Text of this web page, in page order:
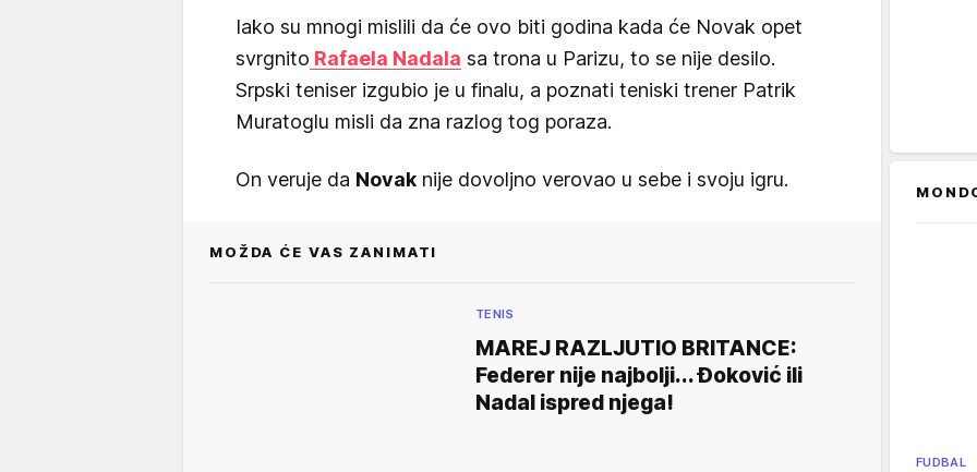
Iako su mnogi mislili da će ovo biti godina kada će Novak opet
svrgnito Rafaela Nadala sa trona u Parizu, to se nije desilo.
Srpski teniser izgubio je u finalu, a poznati teniski trener Patrik
Muratoglu misli da zna razlog tog poraza.
On veruje da Novak nije dovoljno verovao u sebe i svoju igru.
MOŽDA ĆE VAS ZANIMATI
TENIS
MAREJ RAZLJUTIO BRITANCE:
Federer nije najbolji... Đoković ili
Nadal ispred njega!
FUDBAL